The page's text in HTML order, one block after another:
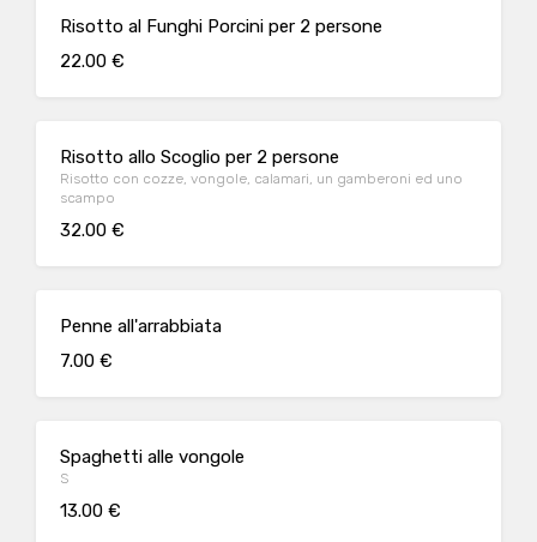
Risotto al Funghi Porcini per 2 persone
22.00 €
Risotto allo Scoglio per 2 persone
Risotto con cozze, vongole, calamari, un gamberoni ed uno
scampo
32.00 €
Penne all'arrabbiata
7.00 €
Spaghetti alle vongole
S
13.00 €